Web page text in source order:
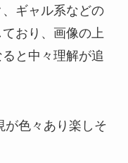
ギャル系などの
おり、画像の上
と中々理解が追
が色々あり楽しそ